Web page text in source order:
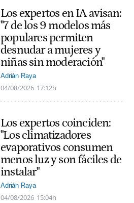
Los expertos en IA avisan:
"7 de los 9 modelos más
populares permiten
desnudar a mujeres y
niñas sin moderación"
Adrián Raya
04/08/2026 17:12h
Los expertos coinciden:
"Los climatizadores
evaporativos consumen
menos luz y son fáciles de
instalar"
Adrián Raya
04/08/2026 15:04h